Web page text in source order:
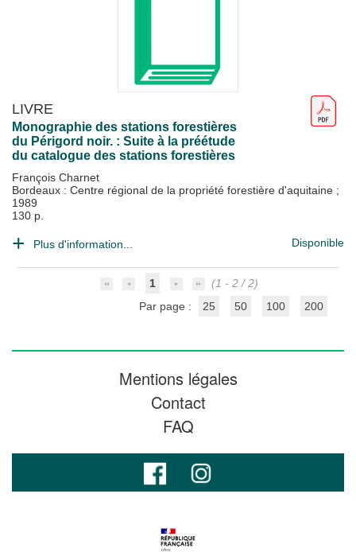
LIVRE
Monographie des stations forestières
du Périgord noir. : Suite à la préétude
du catalogue des stations forestières
François Charnet
Bordeaux : Centre régional de la propriété forestière d'aquitaine ;
1989
130 p.
Plus d'information... Disponible
1
(1 - 2 / 2)
Par page :
25 50 100 200
Mentions légales
Contact
FAQ